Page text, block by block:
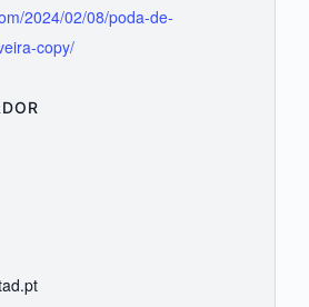
2024/02/08/poda-de-
copy/